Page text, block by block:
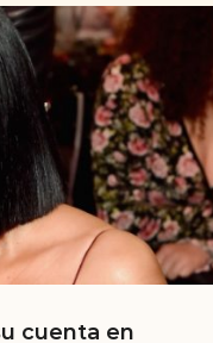
o
a
t
cuenta en